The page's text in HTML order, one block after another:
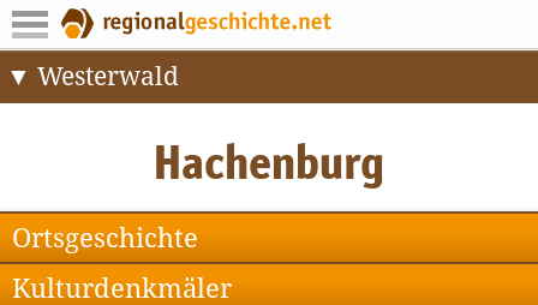
Westerwald
Ortsgeschichte
Kulturdenkmäler